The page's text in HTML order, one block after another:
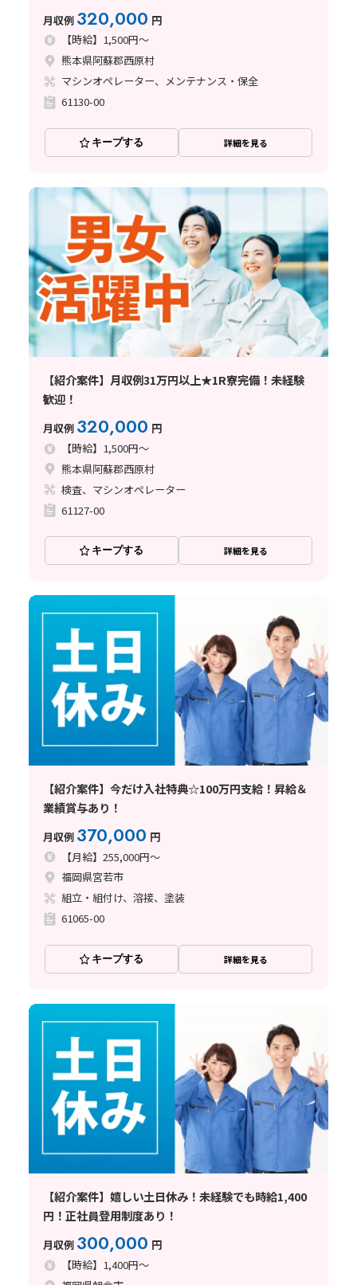
月収例 320,000 円
【時給】1,500円～
熊本県阿蘇郡西原村
マシンオペレーター、メンテナンス・保全
61130-00
キープする 詳細を見る
【紹介案件】月収例31万円以上★1R寮完備！未経験
歓迎！
月収例 320,000 円
【時給】1,500円～
熊本県阿蘇郡西原村
検査、マシンオペレーター
61127-00
キープする 詳細を見る
【紹介案件】今だけ入社特典☆100万円支給！昇給＆
業績賞与あり！
月収例 370,000 円
【月給】255,000円～
福岡県宮若市
組立・組付け、溶接、塗装
61065-00
キープする 詳細を見る
【紹介案件】嬉しい土日休み！未経験でも時給1,400
円！正社員登用制度あり！
月収例 300,000 円
【時給】1,400円～